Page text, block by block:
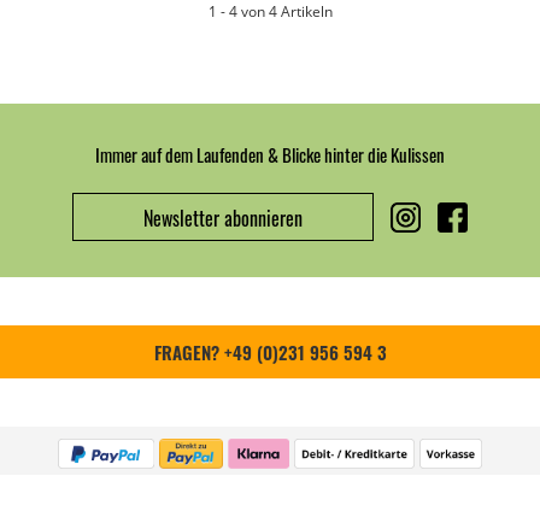
1 - 4 von 4 Artikeln
Immer auf dem Laufenden & Blicke hinter die Kulissen
Newsletter abonnieren
FRAGEN? +49 (0)231 956 594 3